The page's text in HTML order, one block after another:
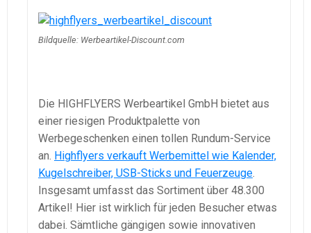
Bildquelle: Werbeartikel-Discount.com
Die HIGHFLYERS Werbeartikel GmbH bietet aus
einer riesigen Produktpalette von
Werbegeschenken einen tollen Rundum-Service
an. Highflyers verkauft Werbemittel wie Kalender,
Kugelschreiber, USB-Sticks und Feuerzeuge.
Insgesamt umfasst das Sortiment über 48.300
Artikel! Hier ist wirklich für jeden Besucher etwas
dabei. Sämtliche gängigen sowie innovativen